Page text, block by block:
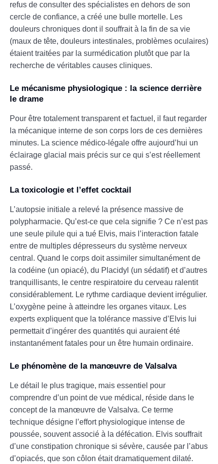
refus de consulter des spécialistes en dehors de son
cercle de confiance, a créé une bulle mortelle. Les
douleurs chroniques dont il souffrait à la fin de sa vie
(maux de tête, douleurs intestinales, problèmes oculaires)
étaient traitées par la surmédication plutôt que par la
recherche de véritables causes cliniques.
Le mécanisme physiologique : la science derrière
le drame
Pour être totalement transparent et factuel, il faut regarder
la mécanique interne de son corps lors de ces dernières
minutes. La science médico-légale offre aujourd’hui un
éclairage glacial mais précis sur ce qui s’est réellement
passé.
La toxicologie et l’effet cocktail
L’autopsie initiale a relevé la présence massive de
polypharmacie. Qu’est-ce que cela signifie ? Ce n’est pas
une seule pilule qui a tué Elvis, mais l’interaction fatale
entre de multiples dépresseurs du système nerveux
central. Quand le corps doit assimiler simultanément de
la codéine (un opiacé), du Placidyl (un sédatif) et d’autres
tranquillisants, le centre respiratoire du cerveau ralentit
considérablement. Le rythme cardiaque devient irrégulier.
L’oxygène peine à atteindre les organes vitaux. Les
experts expliquent que la tolérance massive d’Elvis lui
permettait d’ingérer des quantités qui auraient été
instantanément fatales pour un être humain ordinaire.
Le phénomène de la manœuvre de Valsalva
Le détail le plus tragique, mais essentiel pour
comprendre d’un point de vue médical, réside dans le
concept de la manœuvre de Valsalva. Ce terme
technique désigne l’effort physiologique intense de
poussée, souvent associé à la défécation. Elvis souffrait
d’une constipation chronique si sévère, causée par l’abus
d’opiacés, que son côlon était dramatiquement dilaté.